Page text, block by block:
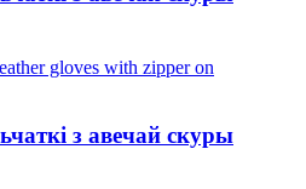
з авечай скуры